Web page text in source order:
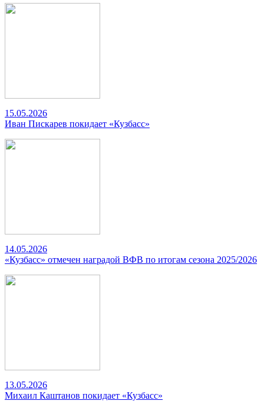
15.05.2026
Иван Пискарев покидает «Кузбасс»
14.05.2026
«Кузбасс» отмечен наградой ВФВ по итогам сезона 2025/2026
13.05.2026
Михаил Каштанов покидает «Кузбасс»